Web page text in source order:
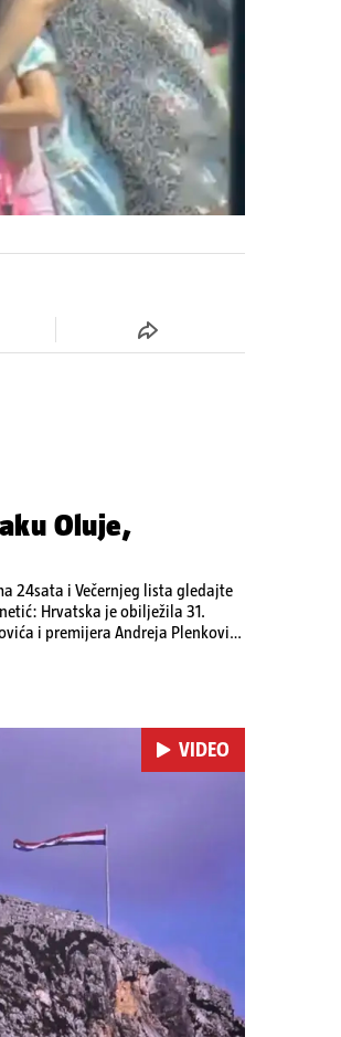
Oluje,
24sata i Večernjeg lista gledajte
Hrvatska je obilježila 31.
i premijera Andreja Plenkovića
u nuklearnoj elektrani
VIDEO